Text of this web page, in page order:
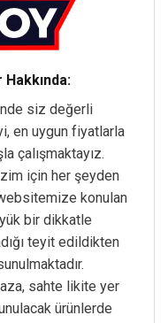
siz değerli
en uygun fiyatlarla
çalışmaktayız.
için her şeyden
konulan
bir dikkatle
teyit edildikten
sahte likite yer
ürünlerde